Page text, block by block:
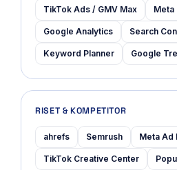
TikTok Ads / GMV Max Meta
Google Analytics Search
Keyword Planner Google
RISET & KOMPETITOR
ahrefs Semrush Meta Ad
TikTok Creative Center